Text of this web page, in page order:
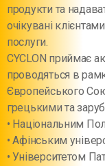
продукти та
очікувані
послуги.
CYCLON приймає
проводяться в
Європейського
грецькими та
• Національним
• Афінським
• Університетом